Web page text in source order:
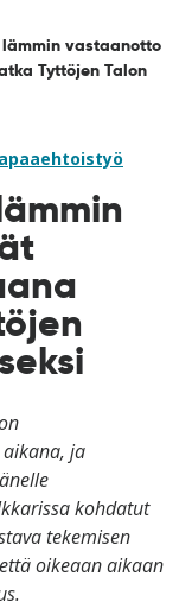
vastaanotto
Tyttöjen Talon
ja
kohdatut
tekemisen
oikeaan aikaan